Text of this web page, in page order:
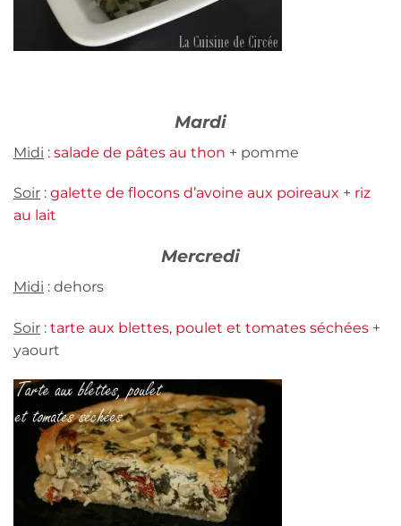
Mardi
Midi : salade de pâtes au thon + pomme
Soir : galette de flocons d’avoine aux poireaux + riz
au lait
Mercredi
Midi : dehors
Soir : tarte aux blettes, poulet et tomates séchées +
yaourt